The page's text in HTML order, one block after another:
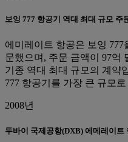
보잉 777 항공기 역대 최대 규모 주
에미레이트 항공은 보잉
문했으며, 주문 금액이 97억
기종 역대 최대 규모의 계약
777 항공기를 가장 큰 규모
2008년
두바이 국제공항(DXB) 에메레이트